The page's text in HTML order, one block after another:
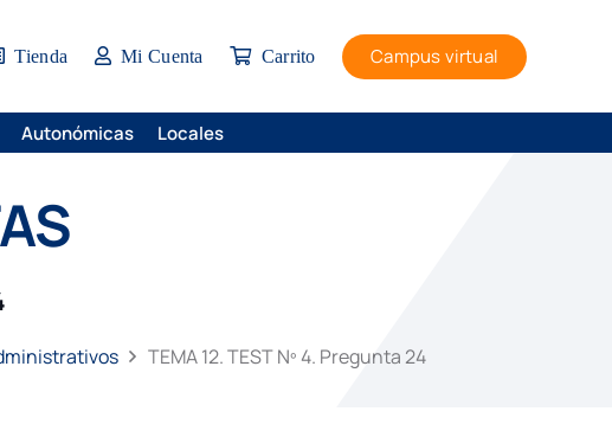
Tienda Mi Cuenta Carrito Campus virtual
Autonómicas Locales
TEMA 12. TEST Nº 4. Pregunta 24